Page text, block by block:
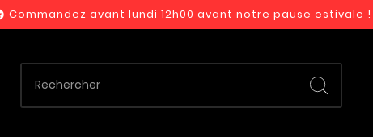
Commandez avant lundi 12h00 avant notre pause estivale !